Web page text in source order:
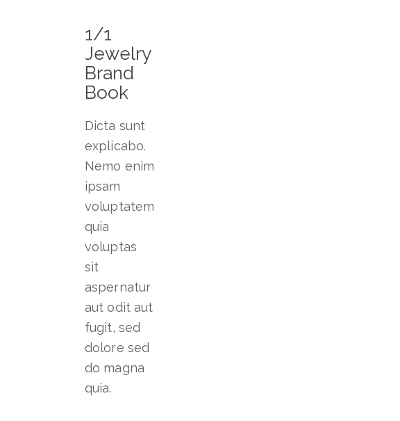
1/1
Jewelry
Brand
Book
Dicta sunt
explicabo.
Nemo enim
ipsam
voluptatem
quia
voluptas
sit
aspernatur
aut odit aut
fugit, sed
dolore sed
do magna
quia.